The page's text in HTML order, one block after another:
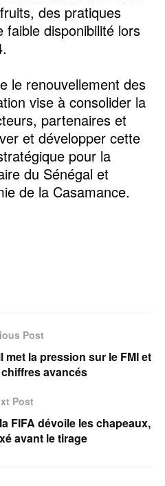
des pratiques
disponibilité lors
le renouvellement des
vise à consolider la
partenaires et
et développer cette
pour la
du Sénégal et
de la Casamance.
Post
met la pression sur le FMI et
avancés
Post
FIFA dévoile les chapeaux,
avant le tirage